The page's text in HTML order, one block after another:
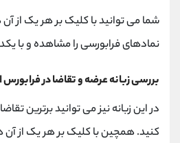
شما می توانید با کلیک بر هر یک از
نمادهای فرابورسی را مشاهده و با
بررسی زبانه عرضه و تقاضا در فرابورس
در این زبانه نیز می توانید برترین
کنید. همچین با کلیک بر هر یک از آن